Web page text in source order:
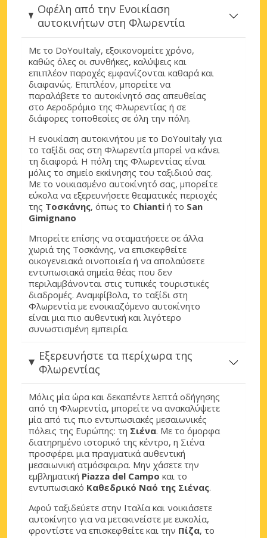
Οφέλη από την Ενοικίαση
αυτοκινήτων στη Φλωρεντία
Με το DoYouItaly, εξοικονομείτε χρόνο,
καθώς όλες οι συνθήκες, καλύψεις και
επιπλέον παροχές εμφανίζονται καθαρά και
διαφανώς. Επιπλέον, μπορείτε να
παραλάβετε το αυτοκίνητό σας απευθείας
στο Αεροδρόμιο της Φλωρεντίας ή σε
διάφορες τοποθεσίες σε όλη την πόλη.
Η ενοικίαση αυτοκινήτου με το DoYouItaly για
το ταξίδι σας στη Φλωρεντία μπορεί να κάνει
τη διαφορά. Η πόλη της Φλωρεντίας είναι
μόλις το σημείο εκκίνησης του ταξιδιού σας.
Με το νοικιασμένο αυτοκίνητό σας, μπορείτε
εύκολα να εξερευνήσετε θεαματικές περιοχές
της Τοσκάνης, όπως το Chianti ή το San
Gimignano
Μπορείτε επίσης να σταματήσετε σε άλλα
χωριά της Τοσκάνης, να επισκεφθείτε
οικογενειακά οινοποιεία ή να απολαύσετε
εντυπωσιακά σημεία θέας που δεν
περιλαμβάνονται στις τυπικές τουριστικές
διαδρομές. Αναμφίβολα, το ταξίδι στη
Φλωρεντία με ενοικιαζόμενο αυτοκίνητο
είναι μια πιο αυθεντική και λιγότερο
συνωστισμένη εμπειρία.
Εξερευνήστε τα περίχωρα της
Φλωρεντίας
Μόλις μία ώρα και δεκαπέντε λεπτά οδήγησης
από τη Φλωρεντία, μπορείτε να ανακαλύψετε
μία από τις πιο εντυπωσιακές μεσαιωνικές
πόλεις της Ευρώπης: τη Σιένα. Με το όμορφα
διατηρημένο ιστορικό της κέντρο, η Σιένα
προσφέρει μια πραγματικά αυθεντική
μεσαιωνική ατμόσφαιρα. Μην χάσετε την
εμβληματική Piazza del Campo και το
εντυπωσιακό Καθεδρικό Ναό της Σιένας.
Αφού ταξιδεύετε στην Ιταλία και νοικιάσετε
αυτοκίνητο για να μετακινείστε με ευκολία,
φροντίστε να επισκεφθείτε και την Πίζα, το